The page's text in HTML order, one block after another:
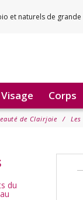
et naturels de
Visage Corps
de Clairjoie
du